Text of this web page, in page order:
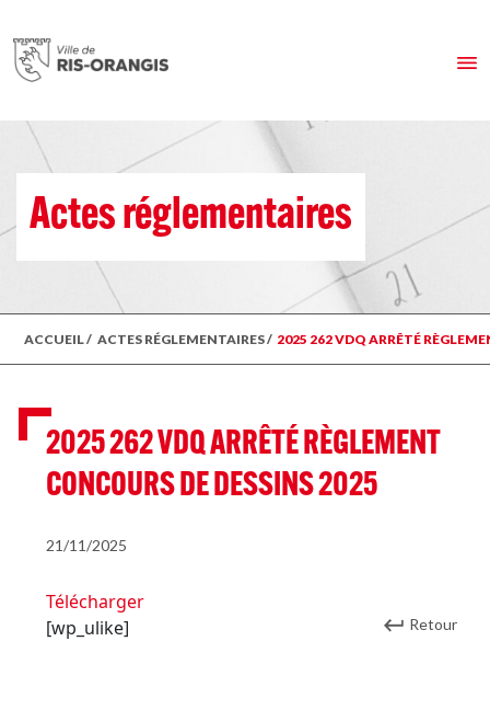
Actes réglementaires
ACCUEIL/ ACTES RÉGLEMENTAIRES/ 2025 262 VDQ ARRÊTÉ
2025 262 VDQ ARRÊTÉ RÈGLEMENT
CONCOURS DE DESSINS 2025
21/11/2025
Télécharger
[wp_ulike]
Retour